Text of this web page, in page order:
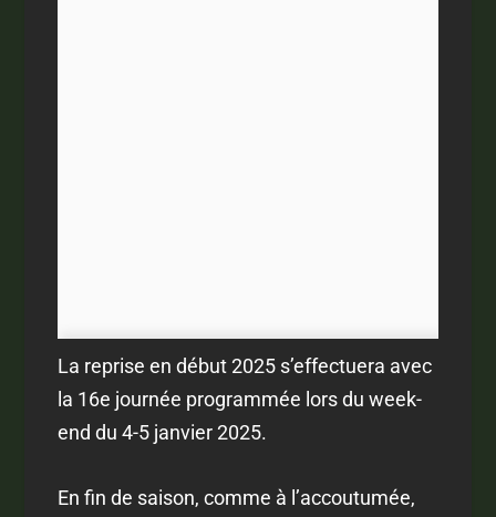
La reprise en début 2025 s’effectuera avec
la 16e journée programmée lors du week-
end du 4-5 janvier 2025.
En fin de saison, comme à l’accoutumée,